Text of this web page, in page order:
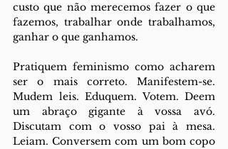
custo que não merecemos fazer o que
fazemos, trabalhar onde trabalhamos,
ganhar o que ganhamos.
Pratiquem feminismo como acharem
ser o mais correto. Manifestem-se.
Mudem leis. Eduquem. Votem. Deem
um abraço gigante à vossa avó.
Discutam com o vosso pai à mesa.
Leiam. Conversem com um bom copo